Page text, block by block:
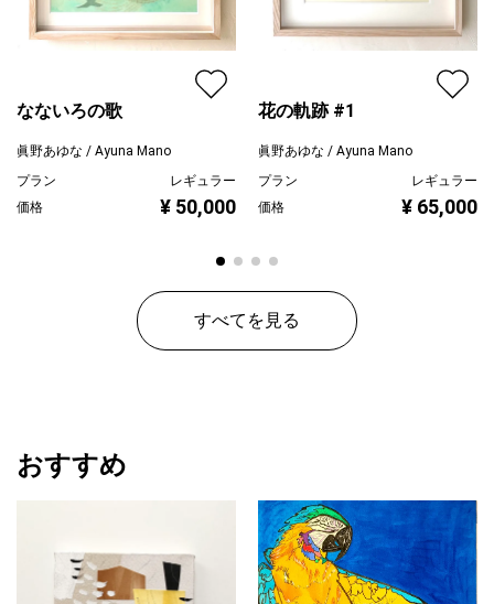
なないろの歌
眞野あゆな / Ayuna Mano
プラン
レギュラー
価格
¥ 50,000
花の軌跡 #1
眞野あゆな / Ayuna Mano
プラン
レギュラー
価格
¥ 65,000
すべてを見る
おすすめ